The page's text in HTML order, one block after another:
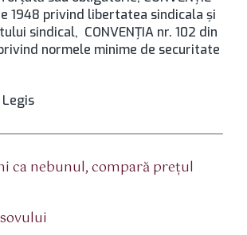
1948 privind libertatea sindicala şi
sindical, CONVENŢIA nr. 102 din
normele minime de securitate
ca nebunul, compară preţul